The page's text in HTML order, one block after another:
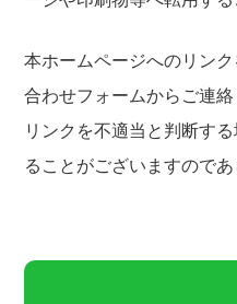
本ホームページへのリン
合わせフォームからご連
リンクを不適当と判断す
ることがございますので